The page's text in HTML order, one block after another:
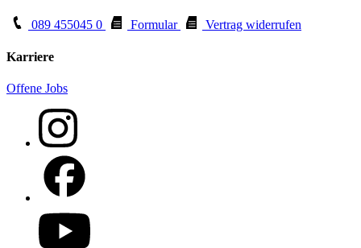
089 455045 0 Formular Vertrag widerrufen
Karriere
Offene Jobs